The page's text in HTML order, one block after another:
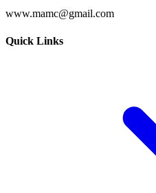
www.mamc@gmail.com
Quick Links